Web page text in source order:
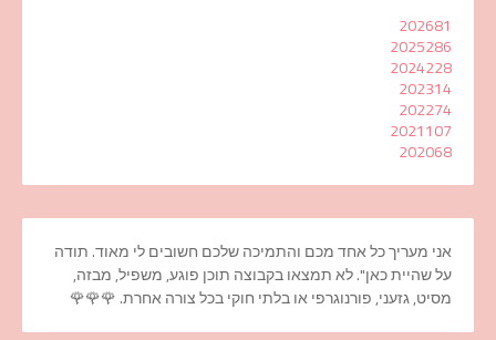
202681
2025286
2024228
202314
202274
2021107
202068
אני מעריך כל אחד מכם והתמיכה שלכם חשובים לי מאוד. תודה
על שהיית כאן". לא תמצאו בקבוצה תוכן פוגע, משפיל, מבזה,
מסיט, גזעני, פורנוגרפי או בלתי חוקי בכל צורה אחרת. 🌹🌹🌹